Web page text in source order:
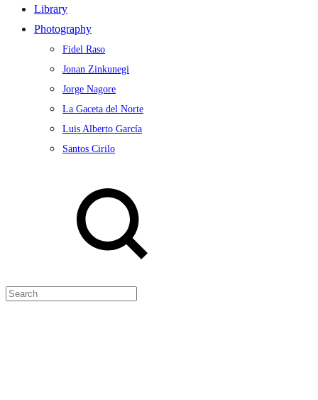
Library
Photography
Fidel Raso
Jonan Zinkunegi
Jorge Nagore
La Gaceta del Norte
Luis Alberto García
Santos Cirilo